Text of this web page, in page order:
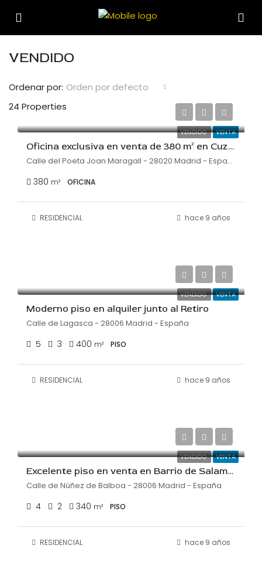
VENDIDO
24 Properties
Ordenar por: Orden por defecto
VENDIDO VENTA
€3,100,000
€8,158/m²
Oficina exclusiva en venta de 380 m² en Cuzco
Calle del Poeta Joan Maragall - 28020 Madrid - España
380 m² OFICINA
RESIDENCIAL hace 9 años
VENDIDO VENTA
Moderno piso en alquiler junto al Retiro
Calle de Lagasca - 28006 Madrid - España
5 3 400 m² PISO
RESIDENCIAL hace 9 años
VENDIDO VENTA
Excelente piso en venta en Barrio de Salamanca
Calle de Núñez de Balboa - 28006 Madrid - España
4 2 340 m² PISO
RESIDENCIAL hace 9 años